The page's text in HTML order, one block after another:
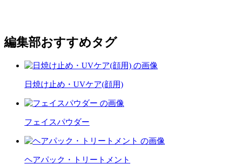
編集部おすすめタグ
日焼け止め・UVケア(顔用)
フェイスパウダー
ヘアパック・トリートメント